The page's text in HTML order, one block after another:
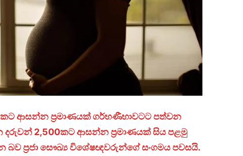
ආසන්න ප්‍රමාණයක් ගර්භණීභාවටට පත්වන
2,500කට ආසන්න ප්‍රමාණයක් සිය පළමු
බව ප්‍රජා සෞඛ්‍ය විශේෂඥවරුන්ගේ සංගමය පවසයි.